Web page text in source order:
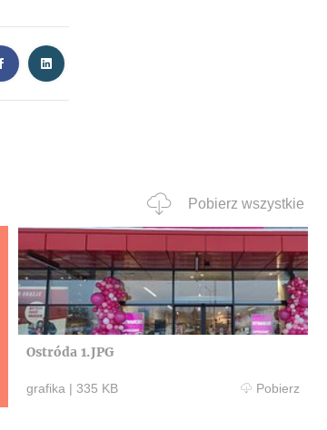
Pobierz wszystkie
Ostróda 1.JPG
grafika | 335 KB Pobierz